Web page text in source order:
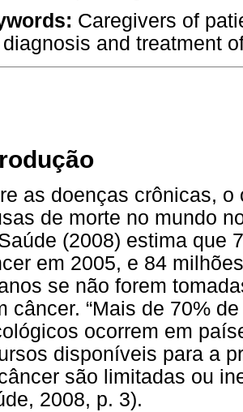
Caregivers of
and treatment
as doenças crônicas,
de morte no mundo
(2008) estima que
em 2005, e 84
se não forem
câncer. “Mais de 70%
ocorrem em
disponíveis para a
são limitadas ou
2008, p. 3).